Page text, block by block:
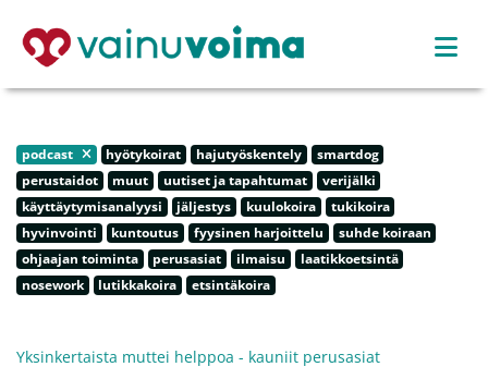
podcast hyötykoirat hajutyöskentely
smartdog
perustaidot
muut uutiset ja tapahtumat
verijälki
käyttäytymisanalyysi
jäljestys kuulokoira
tukikoira
hyvinvointi
kuntoutus fyysinen harjoittelu
suhde koiraan
ohjaajan toiminta
perusasiat ilmaisu
laatikkoetsintä
nosework
lutikkakoira etsintäkoira
Yksinkertaista muttei helppoa - kauniit perusasiat